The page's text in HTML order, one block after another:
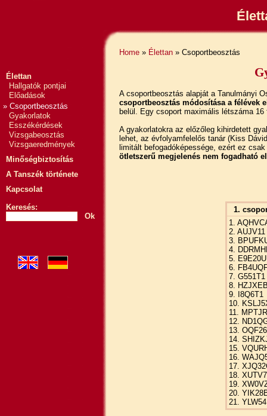
Élettan
Hallgatók pontjai
Előadások
» Csoportbeosztás
Gyakorlatok
Esszékérdések
Vizsgabeosztás
Vizsgaeredmények
Minőségbiztosítás
A Tanszék története
Kapcsolat
Keresés:
Ok
Home » Élettan » Csoportbeosztás
A csoportbeosztás alapját a Tanulmányi
csoportbeosztás módosítása a félévek
belül. Egy csoport maximális létszáma 16
A gyakorlatokra az előzőleg kihirdetett
lehet, az évfolyamfelelős tanár (Kiss
limitált befogadóképessége, ezért ez
ötletszerű megjelenés nem fogadható
1.
1.
2. AUJV11
3.
4.
5. E9E20U
6.
7. G551T1
8.
9. I8Q6T1
10.
11.
12.
13.
14.
15.
16.
17.
18.
19.
20.
21.